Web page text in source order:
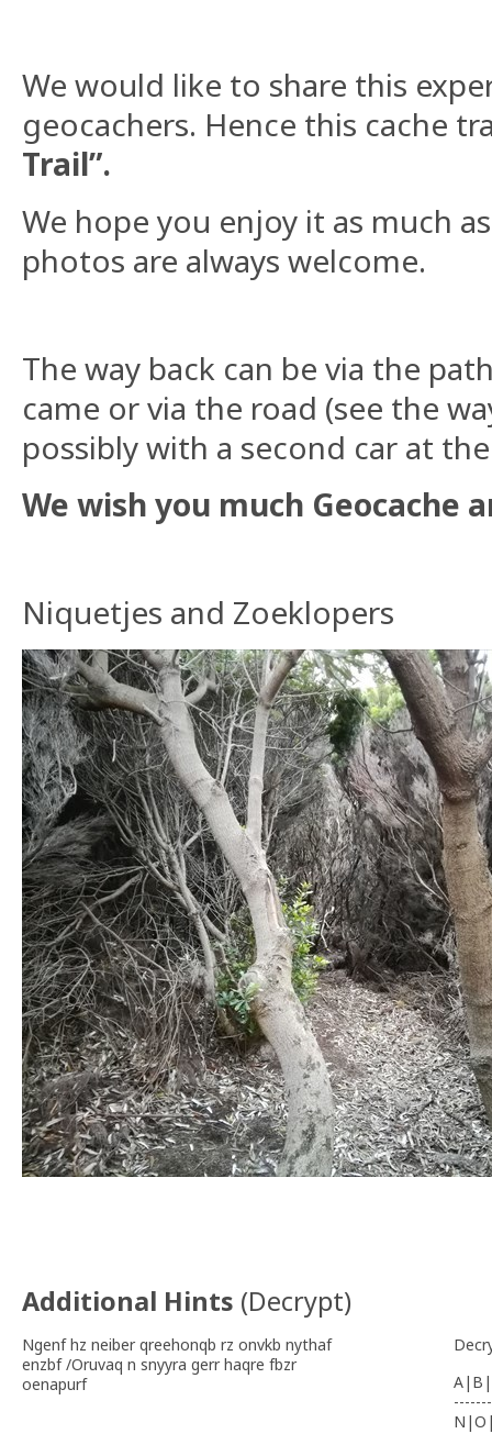
We would like to share this
geocachers. Hence this cache
Trail”.
We hope you enjoy it as much
photos are always welcome.
The way back can be via the
came or via the road (see the
possibly with a second car at
We wish you much Geocache
Niquetjes and Zoeklopers
Additional Hints (Decrypt)
Ngenf hz neiber qreehonqb rz onvkb nythaf
enzbf /Oruvaq n snyyra gerr haqre fbzr
oenapurf